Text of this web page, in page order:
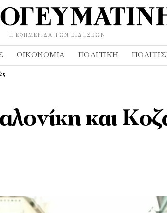
Η ΕΦΗΜΕΡΊΔΑ ΤΩΝ ΕΙΔΉΣΕΩΝ
ΟΙΚΟΝΟΜΊΑ ΠΟΛΙΤΙΚΉ
και